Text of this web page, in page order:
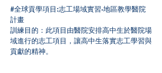
#全球貢學項目:志工場域實習-地區教學醫院
計畫
訓練目的：此項目由醫院安排高中生於醫院場
域進行的志工項目，讓高中生落實志工學習與
貢獻的精神。